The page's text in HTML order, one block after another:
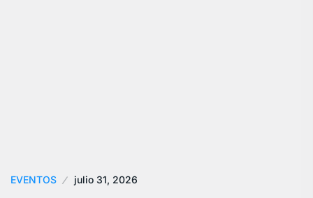
EVENTOS julio 31, 2026